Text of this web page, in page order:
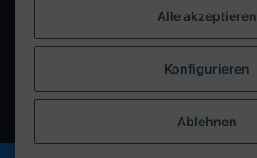
Vertrag widerrufen
* Alle Preise inkl. gesetzlicher USt., zzgl.Versand
Alle akzeptieren
Konfigurieren
Ablehnen